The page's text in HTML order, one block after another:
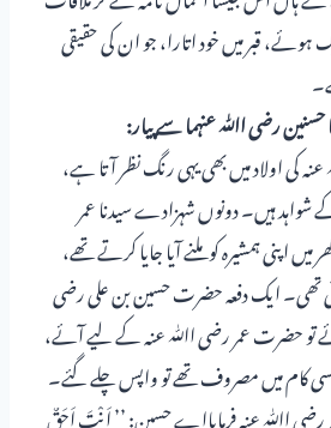
قبر میں خود اتارا، جو ان کی حقیقی
رضی اﷲ عنہما سے پیار:
کی اولاد میں بھی یہی رنگ نظر آتا ہے،
ہیں۔ دونوں شہزادے سیدنا عمر
ہمشیرہ کو ملنے آیا جایا کرتے تھے،
تھی۔ ایک دفعہ حضرت حسین بن علی رضی
تو حضرت عمر رضی اﷲ عنہ کے لیے آئے،
کام میں مصروف تھے تو واپس چلے گئے۔
اﷲ عنہ فرمایااے حسین: ’’ اَنْتَ اَحَقٌ